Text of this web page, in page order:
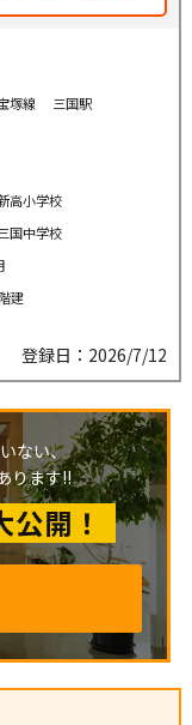
塚線 三国駅
高小学校
国中学校
建
登録日：2026/7/12
ない、
ります!!
公開！